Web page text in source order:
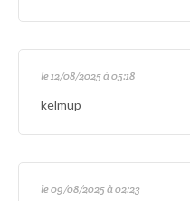
le 12/08/2025 à 05:18
kelmup
le 09/08/2025 à 02:23